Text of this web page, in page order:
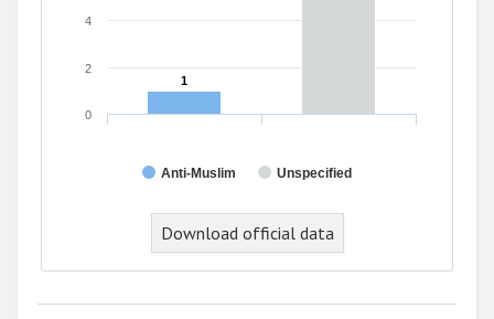
1
1
Anti-Muslim Unspecified
0
2
4
Download official data